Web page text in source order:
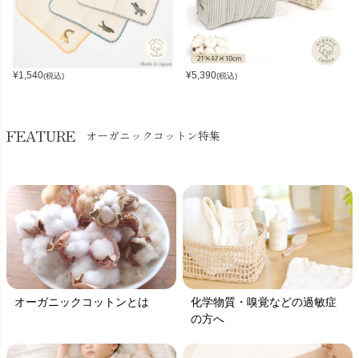
¥1,540(税込) ¥5,390(税込)
FEATURE オーガニックコットン特集
オーガニックコットンとは
化学物質・嗅覚などの過敏症
の方へ